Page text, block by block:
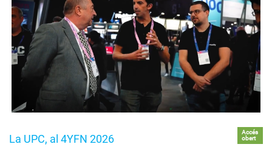
La UPC, al 4YFN 2026
Accés
obert